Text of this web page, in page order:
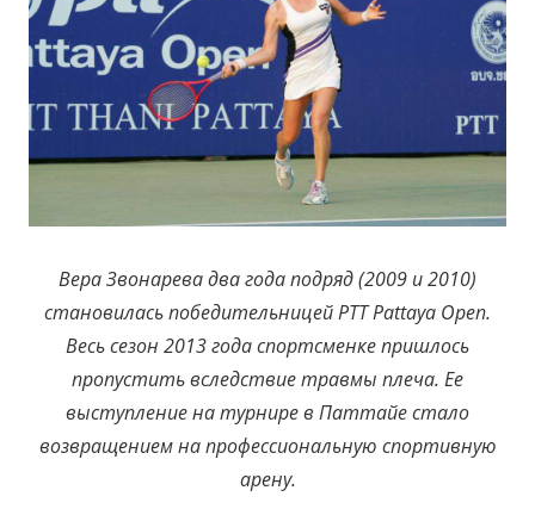
Вера Звонарева два года подряд (2009 и 2010)
становилась победительницей PTT Pattaya Open.
Весь сезон 2013 года спортсменке пришлось
пропустить вследствие травмы плеча. Ее
выступление на турнире в Паттайе стало
возвращением на профессиональную спортивную
арену.